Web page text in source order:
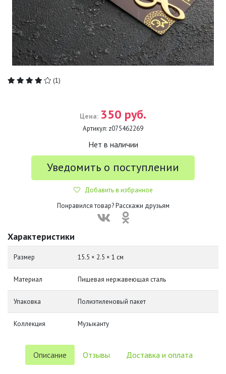
(1)
Цена: 350 руб.
Артикул: z075462269
Нет в наличии
Уведомить о поступлении
Добавить в избранное
Понравился товар? Расскажи друзьям
Характеристики
Размер 15.5 × 2.5 × 1 см
Материал Пищевая нержавеющая сталь
Упаковка Полиэтиленовый пакет
Коллекция Музыканту
Описание Отзывы Доставка и оплата